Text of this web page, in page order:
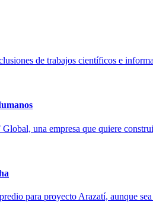
de trabajos científicos e
una empresa que quiere
para proyecto Arazatí, aunque